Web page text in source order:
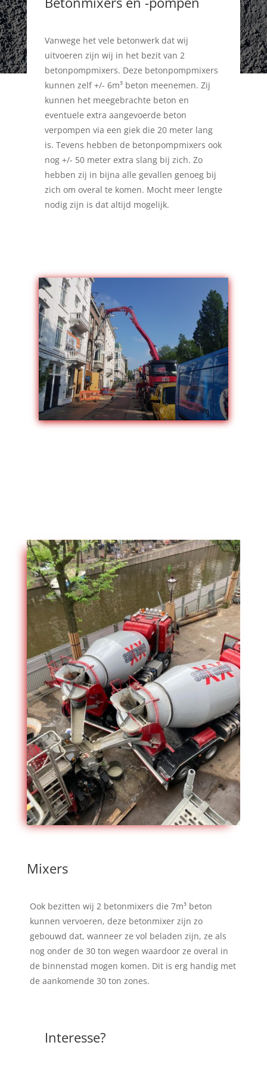
Vanwege het vele betonwerk dat wij
uitvoeren zijn wij in het bezit van 2
betonpompmixers. Deze betonpompmixers
kunnen zelf +/- 6m³ beton meenemen. Zij
kunnen het meegebrachte beton en
eventuele extra aangevoerde beton
verpompen via een giek die 20 meter lang
is. Tevens hebben de betonpompmixers ook
nog +/- 50 meter extra slang bij zich. Zo
hebben zij in bijna alle gevallen genoeg bij
zich om overal te komen. Mocht meer lengte
nodig zijn is dat altijd mogelijk.
Mixers
Ook bezitten wij 2 betonmixers die 7m³ beton
kunnen vervoeren, deze betonmixer zijn zo
gebouwd dat, wanneer ze vol beladen zijn, ze als
nog onder de 30 ton wegen waardoor ze overal in
de binnenstad mogen komen. Dit is erg handig met
de aankomende 30 ton zones.
Interesse?